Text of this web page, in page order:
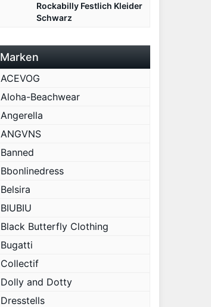
Rockabilly Festlich Kleider
Schwarz
Marken
ACEVOG
Aloha-Beachwear
Angerella
ANGVNS
Banned
Bbonlinedress
Belsira
BIUBIU
Black Butterfly Clothing
Bugatti
Collectif
Dolly and Dotty
Dresstells